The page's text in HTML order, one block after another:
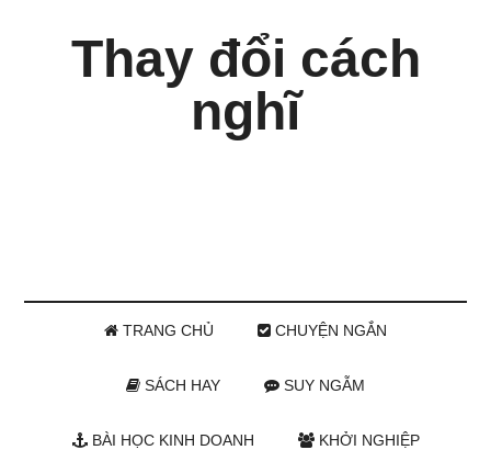
Thay đổi cách
nghĩ
TRANG CHỦ CHUYỆN NGẮN
SÁCH HAY SUY NGẪM
BÀI HỌC KINH DOANH KHỞI NGHIỆP